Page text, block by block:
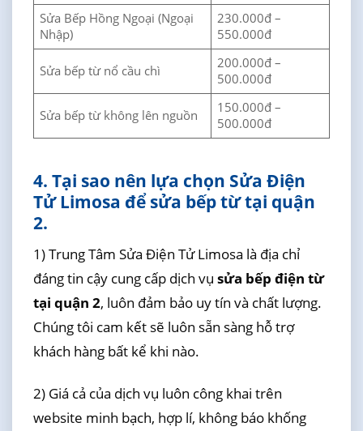
Sửa Bếp Hồng Ngoại (Ngoại
Nhập)
230.000đ –
550.000đ
Sửa bếp từ nổ cầu chì
200.000đ –
500.000đ
Sửa bếp từ không lên nguồn
150.000đ –
500.000đ
4. Tại sao nên lựa chọn Sửa Điện
Tử Limosa để sửa bếp từ tại quận
2.
1) Trung Tâm Sửa Điện Tử Limosa là địa chỉ
đáng tin cậy cung cấp dịch vụ sửa bếp điện từ
tại quận 2, luôn đảm bảo uy tín và chất lượng.
Chúng tôi cam kết sẽ luôn sẵn sàng hỗ trợ
khách hàng bất kể khi nào.
2) Giá cả của dịch vụ luôn công khai trên
website minh bạch, hợp lí, không báo khống